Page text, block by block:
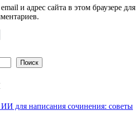
и адрес сайта в этом браузере для
Поиск
ИИ для написания сочинения: советы